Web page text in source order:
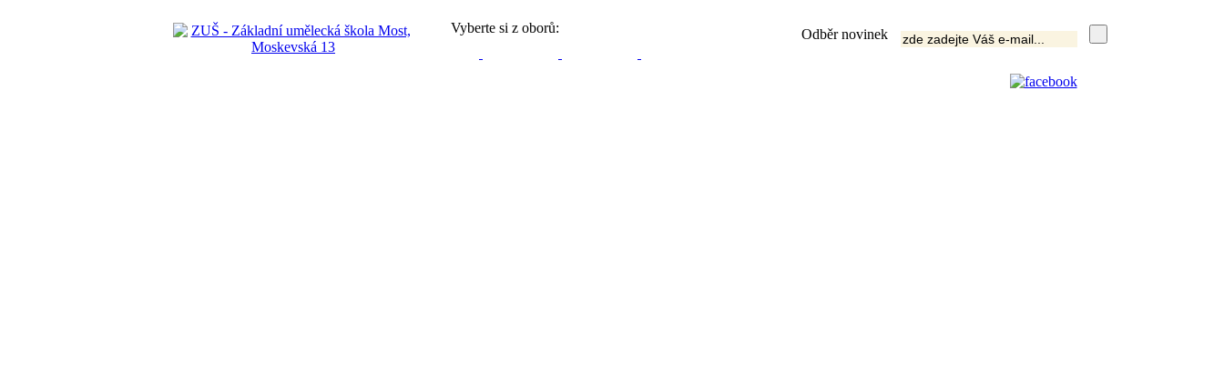
Vyberte si z oborů: Odběr novinek